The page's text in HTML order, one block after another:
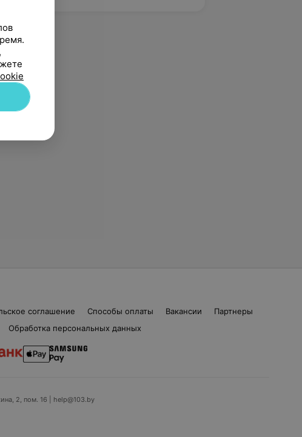
соглашение Способы оплаты Вакансии
Партнеры
Обработка персональных данных
2, пом. 16 | help@103.by